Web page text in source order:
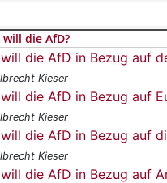
will die AfD?
die AfD in Bezug auf
Kieser
die AfD in Bezug auf
Kieser
die AfD in Bezug auf
Kieser
die AfD in Bezug auf